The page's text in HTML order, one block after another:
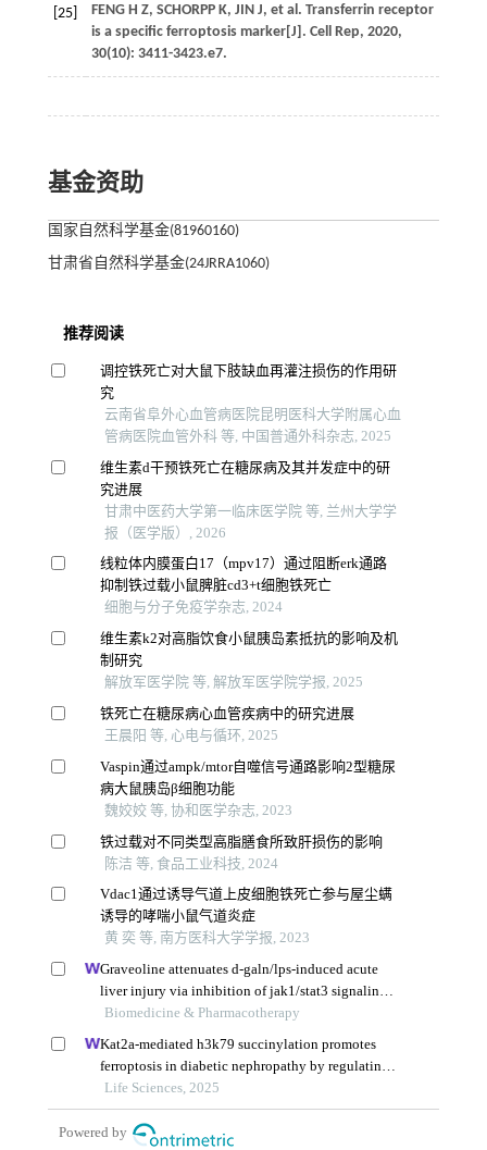
[25]
FENG H Z, SCHORPP K, JIN J, et al. Transferrin receptor
is a specific ferroptosis marker[J]. Cell Rep, 2020,
30(10): 3411-3423.e7.
基金资助
国家自然科学基金(81960160)
甘肃省自然科学基金(24JRRA1060)